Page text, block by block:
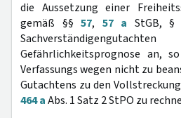
die Aussetzung einer
gemäß §§57, 57 a StGB, §
Gefährlichkeitsprognose an,
Verfassungs wegen nicht zu
Gutachtens zu den
464 aAbs. 1 Satz 2 StPO zu